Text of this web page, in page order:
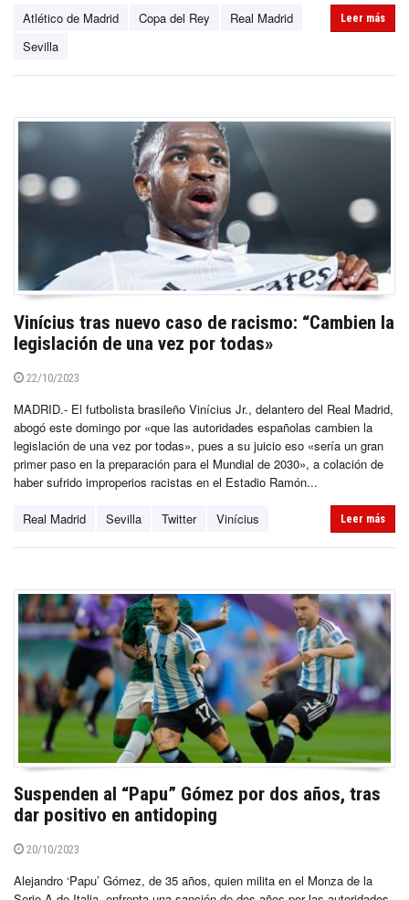
Atlético de Madrid Copa del Rey
Real Madrid
Sevilla
Leer más
Vinícius tras nuevo caso de racismo: “Cambien la
legislación de una vez por todas»
22/10/2023
MADRID.- El futbolista brasileño Vinícius Jr., delantero del Real Madrid,
abogó este domingo por «que las autoridades españolas cambien la
legislación de una vez por todas», pues a su juicio eso «sería un gran
primer paso en la preparación para el Mundial de 2030», a colación de
haber sufrido improperios racistas en el Estadio Ramón...
Real Madrid Sevilla Twitter Vinícius Leer más
Suspenden al “Papu” Gómez por dos años, tras
dar positivo en antidoping
20/10/2023
Alejandro ‘Papu’ Gómez, de 35 años, quien milita en el Monza de la